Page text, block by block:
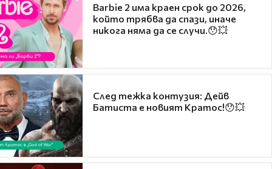
Barbie 2 има краен срок до 2026,
който трябва да спази, иначе
никога няма да се случи.😯💥
След тежка контузия: Дейв
Батиста е новият Кратос!😯💥